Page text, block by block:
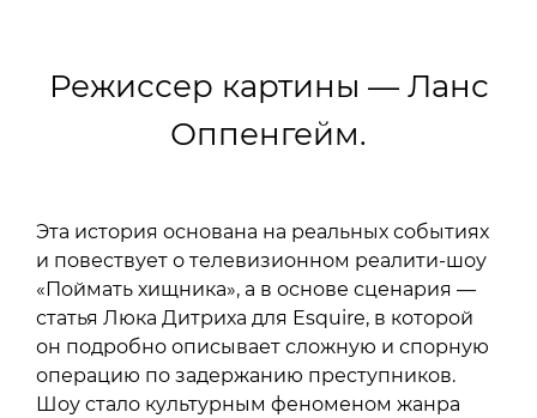
Режиссер картины — Ланс
Оппенгейм.
Эта история основана на реальных событиях
и повествует о телевизионном реалити-шоу
«Поймать хищника», а в основе сценария —
статья Люка Дитриха для Esquire, в которой
он подробно описывает сложную и спорную
операцию по задержанию преступников.
Шоу стало культурным феноменом жанра